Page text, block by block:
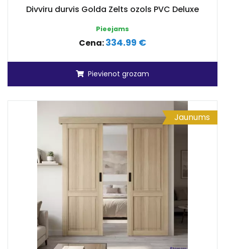
Divviru durvis Golda Zelts ozols PVC Deluxe
Pieejams
Cena:334.99 €
Pievienot grozam
Jaunums